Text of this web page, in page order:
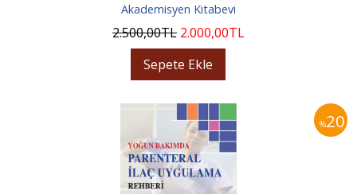
Akademisyen Kitabevi
2.500,00TL 2.000,00TL
Sepete Ekle
%20